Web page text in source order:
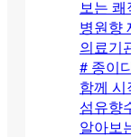
보는 쾌
병원향
의료기
# 종이
함께 시
섬유향
알아보